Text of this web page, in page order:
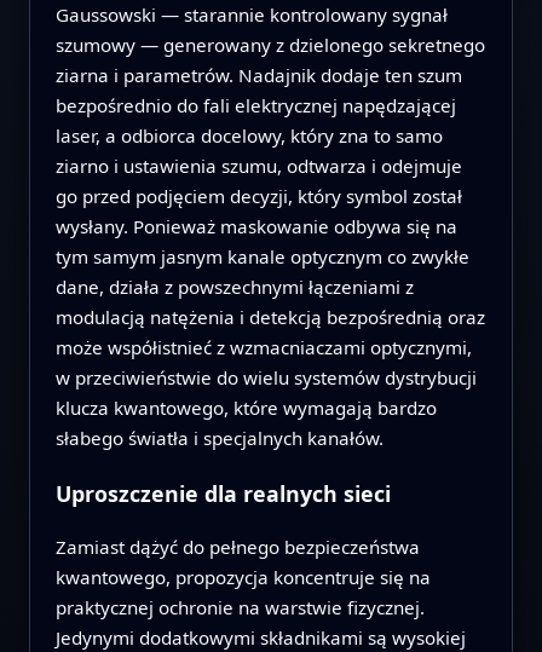
Gaussowski — starannie kontrolowany sygnał
szumowy — generowany z dzielonego sekretnego
ziarna i parametrów. Nadajnik dodaje ten szum
bezpośrednio do fali elektrycznej napędzającej
laser, a odbiorca docelowy, który zna to samo
ziarno i ustawienia szumu, odtwarza i odejmuje
go przed podjęciem decyzji, który symbol został
wysłany. Ponieważ maskowanie odbywa się na
tym samym jasnym kanale optycznym co zwykłe
dane, działa z powszechnymi łączeniami z
modulacją natężenia i detekcją bezpośrednią oraz
może współistnieć z wzmacniaczami optycznymi,
w przeciwieństwie do wielu systemów dystrybucji
klucza kwantowego, które wymagają bardzo
słabego światła i specjalnych kanałów.
Uproszczenie dla realnych sieci
Zamiast dążyć do pełnego bezpieczeństwa
kwantowego, propozycja koncentruje się na
praktycznej ochronie na warstwie fizycznej.
Jedynymi dodatkowymi składnikami są wysokiej